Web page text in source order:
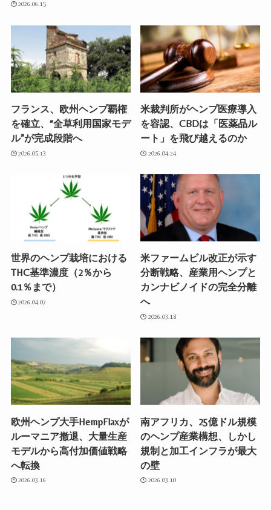
2026.06.15
フランス、欧州ヘンプ覇権
を確立、“全草利用国家モデ
ル”が完成段階へ
2026.05.13
米裁判所がヘンプ医療導入
を容認、CBDは「医薬品ル
ート」を飛び越えるのか
2026.04.24
世界のヘンプ栽培における
THC基準濃度（2％から
0.1％まで）
2026.04.07
米ファームビル改正が示す
分断戦略、産業用ヘンプと
カンナビノイドの完全分離
へ
2026.03.18
欧州ヘンプ大手HempFlaxが
ルーマニア撤退、大量生産
モデルから高付加価値戦略
へ転換
2026.03.16
南アフリカ、25億ドル規模
のヘンプ産業構想、しかし
規制と加工インフラが最大
の壁
2026.03.10